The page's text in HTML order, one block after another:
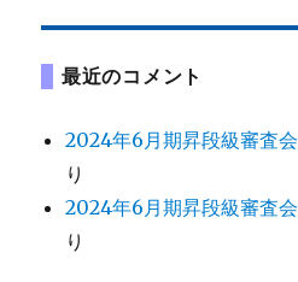
最近のコメント
2024年6月期昇段級審査会
り
2024年6月期昇段級審査会
り